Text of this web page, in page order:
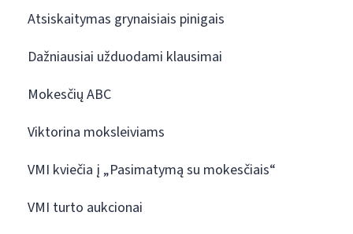
Atsiskaitymas grynaisiais pinigais
Dažniausiai užduodami klausimai
Mokesčių ABC
Viktorina moksleiviams
VMI kviečia į „Pasimatymą su mokesčiais“
VMI turto aukcionai